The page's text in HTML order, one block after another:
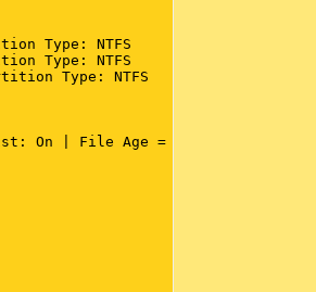
Type: NTFS
Type: NTFS
Type: NTFS
On | File Age = 30 Days